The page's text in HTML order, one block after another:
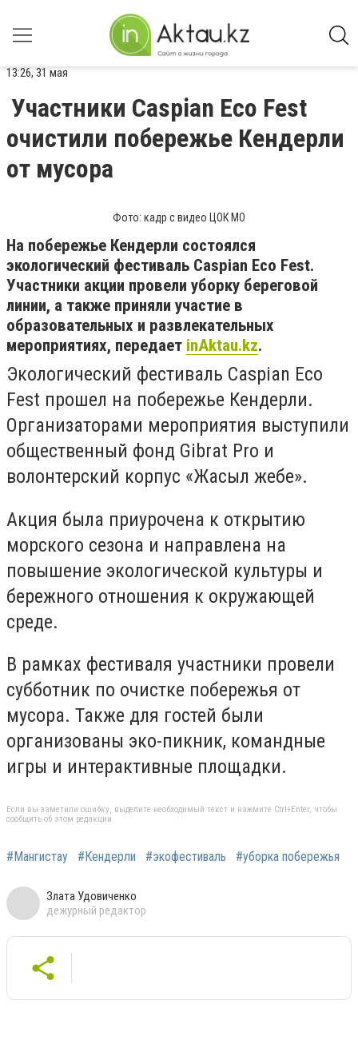
13:26, 31 мая
Участники Caspian Eco Fest
очистили побережье Кендерли
от мусора
Фото: кадр с видео ЦОК МО
На побережье Кендерли состоялся
экологический фестиваль Caspian Eco Fest.
Участники акции провели уборку береговой
линии, а также приняли участие в
образовательных и развлекательных
мероприятиях, передает inAktau.kz.
Экологический фестиваль Caspian Eco
Fest прошел на побережье Кендерли.
Организаторами мероприятия выступили
общественный фонд Gibrat Pro и
волонтерский корпус «Жасыл жебе».
Акция была приурочена к открытию
морского сезона и направлена на
повышение экологической культуры и
бережного отношения к окружающей
среде.
В рамках фестиваля участники провели
субботник по очистке побережья от
мусора. Также для гостей были
организованы эко-пикник, командные
игры и интерактивные площадки.
Если вы заметили ошибку, выделите необходимый текст и нажмите Ctrl+Enter, чтобы
сообщить об этом редакции
#Мангистау #Кендерли #экофестиваль #уборка побережья
Злата Удовиченко
дежурный редактор